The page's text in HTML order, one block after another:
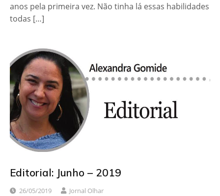
anos pela primeira vez. Não tinha lá essas habilidades
todas […]
Editorial: Junho – 2019
26/05/2019 Jornal Olhar